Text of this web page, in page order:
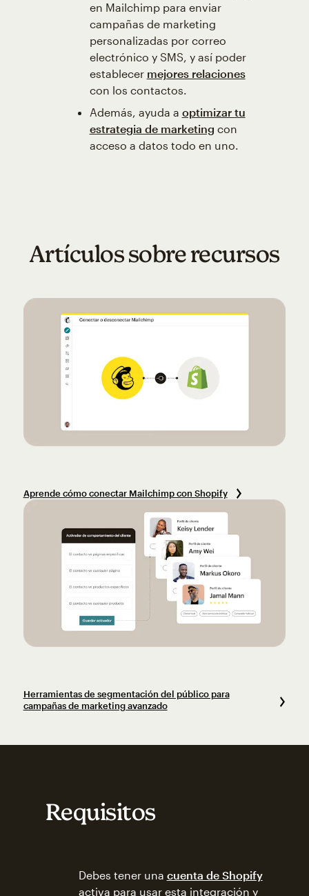
en Mailchimp para enviar
campañas de marketing
personalizadas por correo
electrónico y SMS, y así poder
establecer mejores relaciones
con los contactos.
Además, ayuda a optimizar tu
estrategia de marketing con
acceso a datos todo en uno.
Artículos sobre recursos
Aprende cómo conectar Mailchimp con Shopify
Herramientas de segmentación del público para
campañas de marketing avanzado
Requisitos
Debes tener una cuenta de Shopify
activa para usar esta integración y